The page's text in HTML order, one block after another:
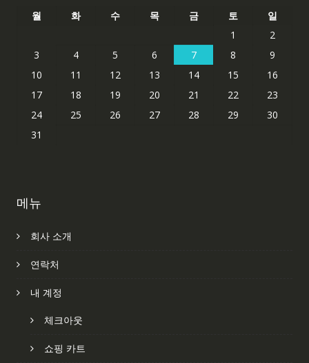
월 화 수 목 금 토
일
1
2
3
4 5 6 7 8
9
10
11 12 13 14 15
16
17
18 19 20 21 22
23
24
25 26 27 28 29
30
31
메뉴
회사 소개
연락처
내 계정
체크아웃
쇼핑 카트